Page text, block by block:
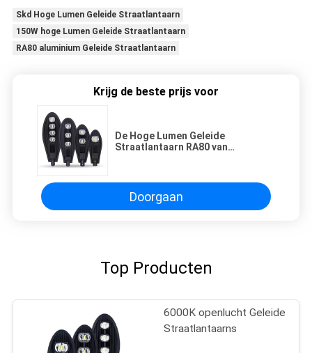
Skd Hoge Lumen Geleide Straatlantaarn
150W hoge Lumen Geleide Straatlantaarn
RA80 aluminium Geleide Straatlantaarn
Krijg de beste prijs voor
De Hoge Lumen Geleide
Straatlantaarn RA80 van
Doorgaan
Top Producten
6000K openlucht Geleide
Straatlantaarns